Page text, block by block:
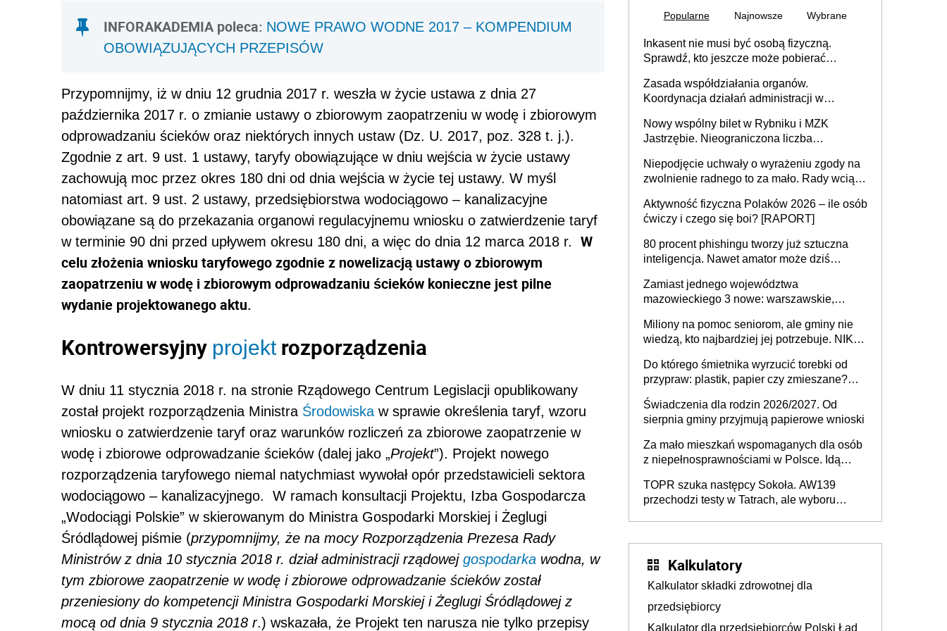
INFORAKADEMIA poleca: NOWE PRAWO WODNE 2017 – KOMPENDIUM
OBOWIĄZUJĄCYCH PRZEPISÓW
Przypomnijmy, iż w dniu 12 grudnia 2017 r. weszła w życie ustawa z dnia 27
października 2017 r. o zmianie ustawy o zbiorowym zaopatrzeniu w wodę i zbiorowym
odprowadzaniu ścieków oraz niektórych innych ustaw (Dz. U. 2017, poz. 328 t. j.).
Zgodnie z art. 9 ust. 1 ustawy, taryfy obowiązujące w dniu wejścia w życie ustawy
zachowują moc przez okres 180 dni od dnia wejścia w życie tej ustawy. W myśl
natomiast art. 9 ust. 2 ustawy, przedsiębiorstwa wodociągowo – kanalizacyjne
obowiązane są do przekazania organowi regulacyjnemu wniosku o zatwierdzenie taryf
w terminie 90 dni przed upływem okresu 180 dni, a więc do dnia 12 marca 2018 r. W
celu złożenia wniosku taryfowego zgodnie z nowelizacją ustawy o zbiorowym
zaopatrzeniu w wodę i zbiorowym odprowadzaniu ścieków konieczne jest pilne
wydanie projektowanego aktu.
Kontrowersyjny projektrozporządzenia
W dniu 11 stycznia 2018 r. na stronie Rządowego Centrum Legislacji opublikowany
został projekt rozporządzenia Ministra Środowiska w sprawie określenia taryf, wzoru
wniosku o zatwierdzenie taryf oraz warunków rozliczeń za zbiorowe zaopatrzenie w
wodę i zbiorowe odprowadzanie ścieków (dalej jako „Projekt”). Projekt nowego
rozporządzenia taryfowego niemal natychmiast wywołał opór przedstawicieli sektora
wodociągowo – kanalizacyjnego. W ramach konsultacji Projektu, Izba Gospodarcza
„Wodociągi Polskie” w skierowanym do Ministra Gospodarki Morskiej i Żeglugi
Śródlądowej piśmie (przypomnijmy, że na mocy Rozporządzenia Prezesa Rady
Ministrów z dnia 10 stycznia 2018 r. dział administracji rządowej gospodarka wodna, w
tym zbiorowe zaopatrzenie w wodę i zbiorowe odprowadzanie ścieków został
przeniesiony do kompetencji Ministra Gospodarki Morskiej i Żeglugi Śródlądowej z
mocą od dnia 9 stycznia 2018 r.) wskazała, że Projekt ten narusza nie tylko przepisy
Popularne Najnowsze Wybrane
Inkasent nie musi być osobą fizyczną.
Sprawdź, kto jeszcze może pobierać
Zasada współdziałania organów.
Koordynacja działań administracji w
Nowy wspólny bilet w Rybniku i MZK
Jastrzębie. Nieograniczona liczba
Niepodjęcie uchwały o wyrażeniu zgody na
zwolnienie radnego to za mało. Rady wciąż
rozstrzygać sprawy
Aktywność fizyczna Polaków 2026 – ile osób
ćwiczy i czego się boi? [RAPORT]
80 procent phishingu tworzy już sztuczna
inteligencja. Nawet amator może dziś
Zamiast jednego województwa
mazowieckiego 3 nowe: warszawskie,
Europie nie ma tak dużych jednostek
stołecznych
Miliony na pomoc seniorom, ale gminy nie
wiedzą, kto najbardziej jej potrzebuje. NIK
Do którego śmietnika wyrzucić torebki od
przypraw: plastik, papier czy zmieszane?
Świadczenia dla rodzin 2026/2027. Od
sierpnia gminy przyjmują papierowe wnioski
Za mało mieszkań wspomaganych dla osób
z niepełnosprawnościami w Polsce. Idą
TOPR szuka następcy Sokoła. AW139
przechodzi testy w Tatrach, ale wyboru
Kalkulatory
Kalkulator składki zdrowotnej dla
przedsiębiorcy
Kalkulator dla przedsiębiorców Polski Ład